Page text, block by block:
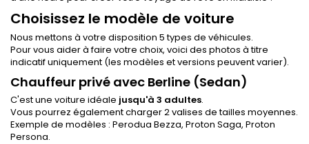
Choisissez le modèle de voiture
Nous mettons à votre disposition 5 types de véhicules.
Pour vous aider à faire votre choix, voici des photos à titre
indicatif uniquement (les modèles et versions peuvent varier).
Chauffeur privé avec Berline (Sedan)
C'est une voiture idéale jusqu'à 3 adultes.
Vous pourrez également charger 2 valises de tailles moyennes.
Exemple de modèles : Perodua Bezza, Proton Saga, Proton
Persona.